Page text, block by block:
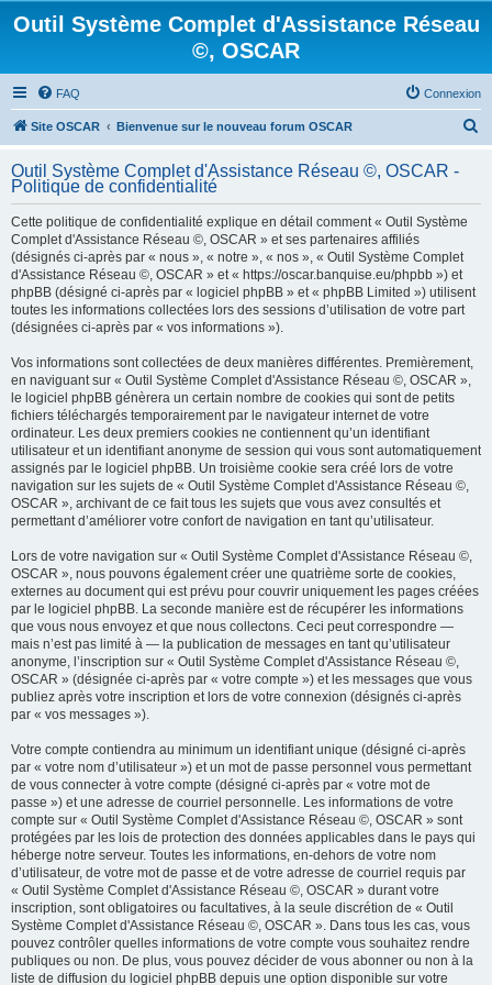
Outil Système Complet d'Assistance Réseau
©, OSCAR
FAQ Connexion
Site OSCAR Bienvenue sur le nouveau forum OSCAR
h
Outil Système Complet d'Assistance Réseau ©, OSCAR -
Politique de confidentialité
Cette politique de confidentialité explique en détail comment « Outil Système
Complet d'Assistance Réseau ©, OSCAR » et ses partenaires affiliés
(désignés ci-après par « nous », « notre », « nos », « Outil Système Complet
d'Assistance Réseau ©, OSCAR » et « https://oscar.banquise.eu/phpbb ») et
phpBB (désigné ci-après par « logiciel phpBB » et « phpBB Limited ») utilisent
toutes les informations collectées lors des sessions d’utilisation de votre part
(désignées ci-après par « vos informations »).
Vos informations sont collectées de deux manières différentes. Premièrement,
en naviguant sur « Outil Système Complet d'Assistance Réseau ©, OSCAR »,
le logiciel phpBB génèrera un certain nombre de cookies qui sont de petits
fichiers téléchargés temporairement par le navigateur internet de votre
ordinateur. Les deux premiers cookies ne contiennent qu’un identifiant
utilisateur et un identifiant anonyme de session qui vous sont automatiquement
assignés par le logiciel phpBB. Un troisième cookie sera créé lors de votre
navigation sur les sujets de « Outil Système Complet d'Assistance Réseau ©,
OSCAR », archivant de ce fait tous les sujets que vous avez consultés et
permettant d’améliorer votre confort de navigation en tant qu’utilisateur.
Lors de votre navigation sur « Outil Système Complet d'Assistance Réseau ©,
OSCAR », nous pouvons également créer une quatrième sorte de cookies,
externes au document qui est prévu pour couvrir uniquement les pages créées
par le logiciel phpBB. La seconde manière est de récupérer les informations
que vous nous envoyez et que nous collectons. Ceci peut correspondre —
mais n’est pas limité à — la publication de messages en tant qu’utilisateur
anonyme, l’inscription sur « Outil Système Complet d'Assistance Réseau ©,
OSCAR » (désignée ci-après par « votre compte ») et les messages que vous
publiez après votre inscription et lors de votre connexion (désignés ci-après
par « vos messages »).
Votre compte contiendra au minimum un identifiant unique (désigné ci-après
par « votre nom d’utilisateur ») et un mot de passe personnel vous permettant
de vous connecter à votre compte (désigné ci-après par « votre mot de
passe ») et une adresse de courriel personnelle. Les informations de votre
compte sur « Outil Système Complet d'Assistance Réseau ©, OSCAR » sont
protégées par les lois de protection des données applicables dans le pays qui
héberge notre serveur. Toutes les informations, en-dehors de votre nom
d’utilisateur, de votre mot de passe et de votre adresse de courriel requis par
« Outil Système Complet d'Assistance Réseau ©, OSCAR » durant votre
inscription, sont obligatoires ou facultatives, à la seule discrétion de « Outil
Système Complet d'Assistance Réseau ©, OSCAR ». Dans tous les cas, vous
pouvez contrôler quelles informations de votre compte vous souhaitez rendre
publiques ou non. De plus, vous pouvez décider de vous abonner ou non à la
liste de diffusion du logiciel phpBB depuis une option disponible sur votre